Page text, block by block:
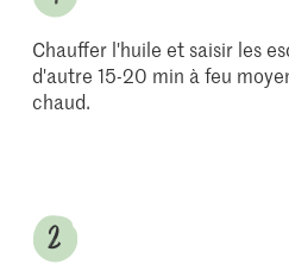
Chauffer l'huile et saisir les
d'autre 15-20 min à feu
chaud.